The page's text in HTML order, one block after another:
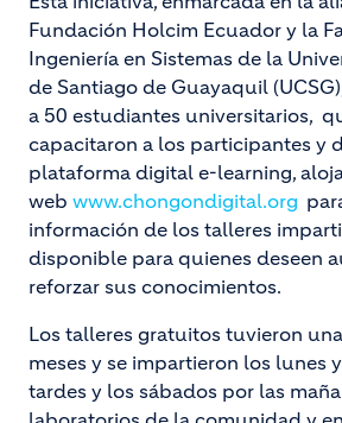
Fundación Holcim Ecuador y la
Ingeniería en Sistemas de la
de Santiago de Guayaquil
a 50 estudiantes universitarios,
capacitaron a los participantes y
plataforma digital e-learning,
web www.chongondigital.org
información de los talleres
disponible para quienes deseen
reforzar sus conocimientos.
Los talleres gratuitos tuvieron
meses y se impartieron los lunes
tardes y los sábados por las